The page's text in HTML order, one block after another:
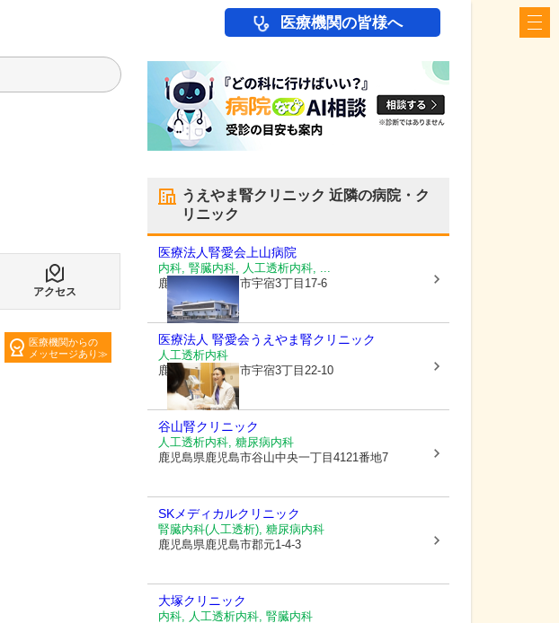
医療機関の皆様へ
アクセス
医療機関からの
メッセージあり
うえやま腎クリニック 近隣の病院・ク
リニック
医療法人腎愛会上山病院
内科, 腎臓内科, 人工透析内科, ...
鹿児島県鹿児島市宇宿3丁目17-6
医療法人 腎愛会うえやま腎クリニック
人工透析内科
鹿児島県鹿児島市宇宿3丁目22-10
谷山腎クリニック
人工透析内科, 糖尿病内科
鹿児島県鹿児島市谷山中央一丁目4121番地7
SKメディカルクリニック
腎臓内科(人工透析), 糖尿病内科
鹿児島県鹿児島市郡元1-4-3
大塚クリニック
内科, 人工透析内科, 腎臓内科